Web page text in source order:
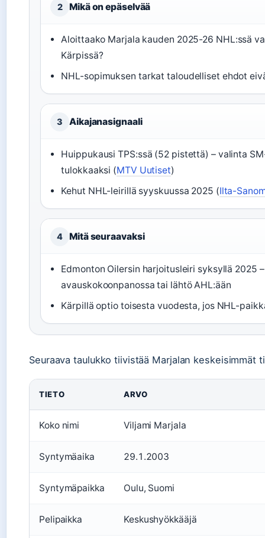
2 Mikä on epäselvää
Aloittaako Marjala kauden 2025-26 NHL:ssä
Kärpissä?
NHL-sopimuksen tarkat taloudelliset ehdot
3 Aikajanasignaali
Huippukausi TPS:ssä (52 pistettä) – valinta
tulokkaaksi (MTV Uutiset)
Kehut NHL-leirillä syyskuussa 2025 (Ilta-
4 Mitä seuraavaksi
Edmonton Oilersin harjoitusleiri syksyllä 2025
avauskokoonpanossa tai lähtö AHL:ään
Kärpillä optio toisesta vuodesta, jos NHL-
Seuraava taulukko tiivistää Marjalan keskeisimmät
TIETO ARVO
Koko nimi Viljami Marjala
Syntymäaika 29.1.2003
Syntymäpaikka Oulu, Suomi
Pelipaikka Keskushyökkääjä